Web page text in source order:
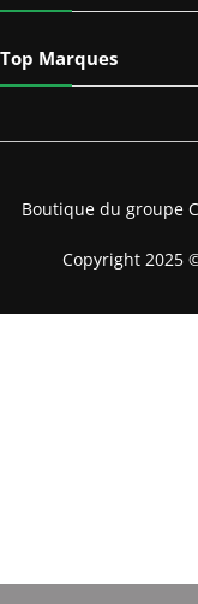
Top Marques
Boutique du groupe
Copyright 2025